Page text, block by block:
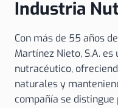
Industria
Con más de 55 años
Martínez Nieto, S.A.
nutracéutico,
naturales y
compañía se